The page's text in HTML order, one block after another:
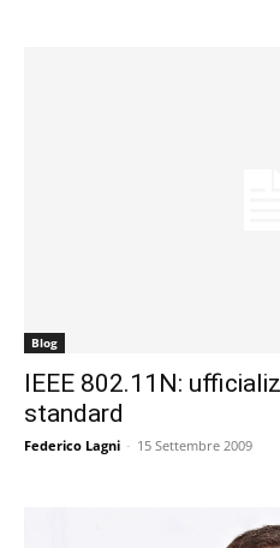
Blog
IEEE 802.11N:
standard
Federico Lagni - 15 Settembre 2009